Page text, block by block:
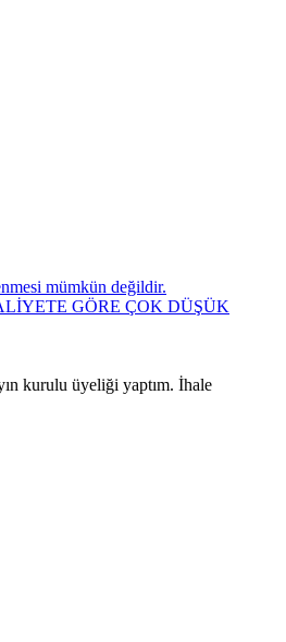
mümkün değildir.
GÖRE ÇOK DÜŞÜK
kurulu üyeliği yaptım. İhale